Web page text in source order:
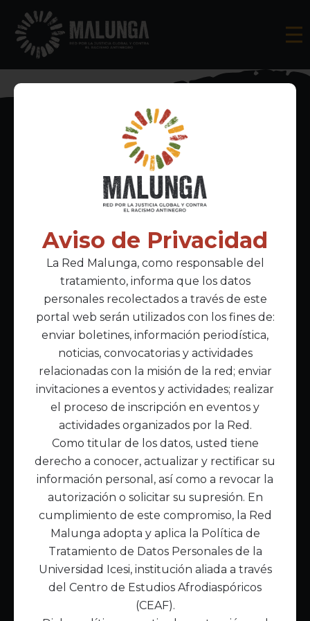
Inscríbete al boletín informativo
Acepto lapolítica de privacidad
Enlaces Principales
Inicio
Acerca de Malunga
Nuestra misión
Quiénes somos
Enlaces de interés
Publicaciones
Noticias
Contáctanos
Política de Tratamiento de Datos
Aviso de Privacidad
La Red Malunga, como responsable del
tratamiento, informa que los datos
personales recolectados a través de este
portal web serán utilizados con los fines de:
enviar boletines, información periodística,
noticias, convocatorias y actividades
relacionadas con la misión de la red; enviar
invitaciones a eventos y actividades; realizar
el proceso de inscripción en eventos y
actividades organizados por la Red.
Como titular de los datos, usted tiene
derecho a conocer, actualizar y rectificar su
información personal, así como a revocar la
autorización o solicitar su supresión. En
cumplimiento de este compromiso, la Red
Malunga adopta y aplica la Política de
Tratamiento de Datos Personales de la
Universidad Icesi, institución aliada a través
del Centro de Estudios Afrodiaspóricos
(CEAF).